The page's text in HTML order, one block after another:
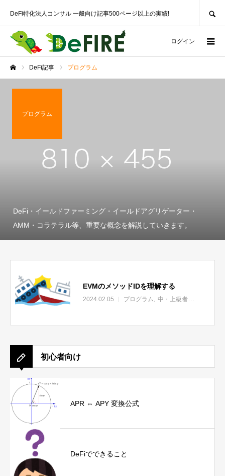
DeFi特化法人コンサル 一般向け記事500ページ以上の実績!
ログイン
DeFi記事 プログラム
プログラム
DeFi・イールドファーミング・イールドアグリゲーター・
AMM・コラテラル等、重要な概念を解説していきます。
EVMのメソッドIDを理解する
2024.02.05 プログラム 中・上級者向け
初心者向け
APR ⇔ APY 変換公式
DeFiでできること